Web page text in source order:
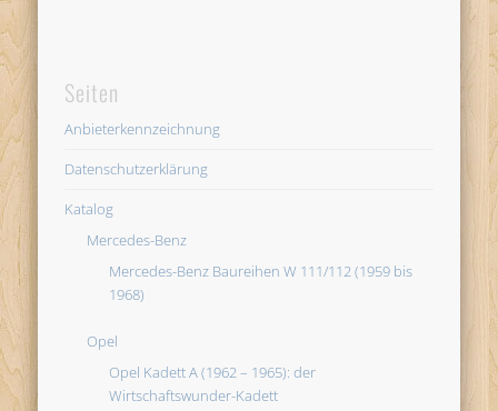
Seiten
Anbieterkennzeichnung
Datenschutzerklärung
Katalog
Mercedes-Benz
Mercedes-Benz Baureihen W 111/112 (1959 bis
1968)
Opel
Opel Kadett A (1962 – 1965): der
Wirtschaftswunder-Kadett